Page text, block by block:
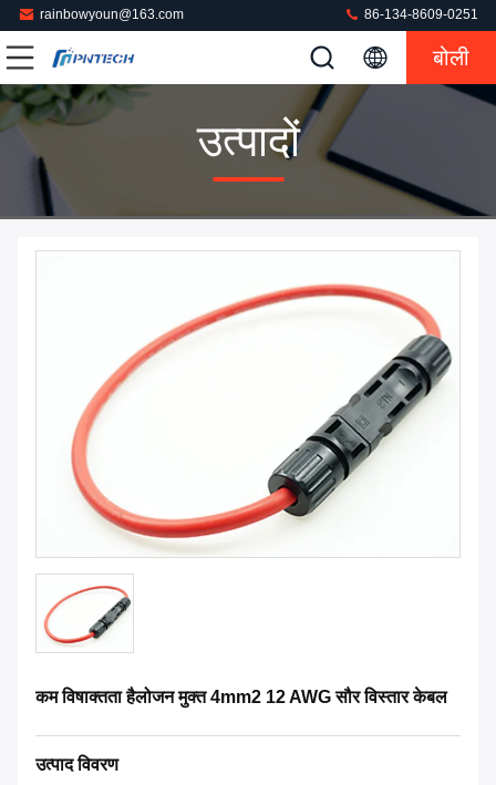
rainbowyoun@163.com 86-134-8609-0251
बोली
उत्पादों
कम विषाक्तता हैलोजन मुक्त 4mm2 12 AWG सौर विस्तार केबल
उत्पाद विवरण